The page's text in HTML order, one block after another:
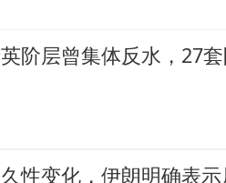
阶层曾集体反水，27
性变化，伊朗明确表